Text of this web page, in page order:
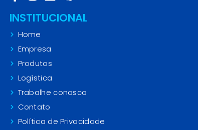
INSTITUCIONAL
Home
Empresa
Produtos
Logística
Trabalhe conosco
Contato
Política de Privacidade